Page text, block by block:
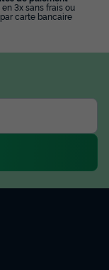
en 3x sans frais ou
carte bancaire